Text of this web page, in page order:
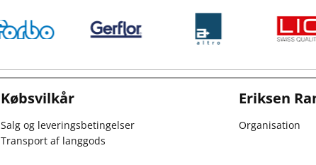
Købsvilkår
Salg og leveringsbetingelser
Transport af langgods
Eriksen
Organisation